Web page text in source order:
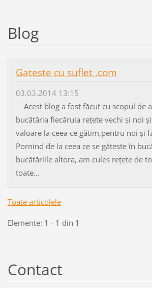
Blog
Gateste cu suflet .com
03.03.2014 13:15
Acest blog a fost făcut cu scopul de
bucătăria fiecăruia rețete vechi și noi
valoare la ceea ce gătim,pentru noi și
Pornind de la ceea ce se gătește în
bucătăriile altora, am cules rețete de
toate...
Toate articolele
Elemente: 1 - 1 din 1
Contact